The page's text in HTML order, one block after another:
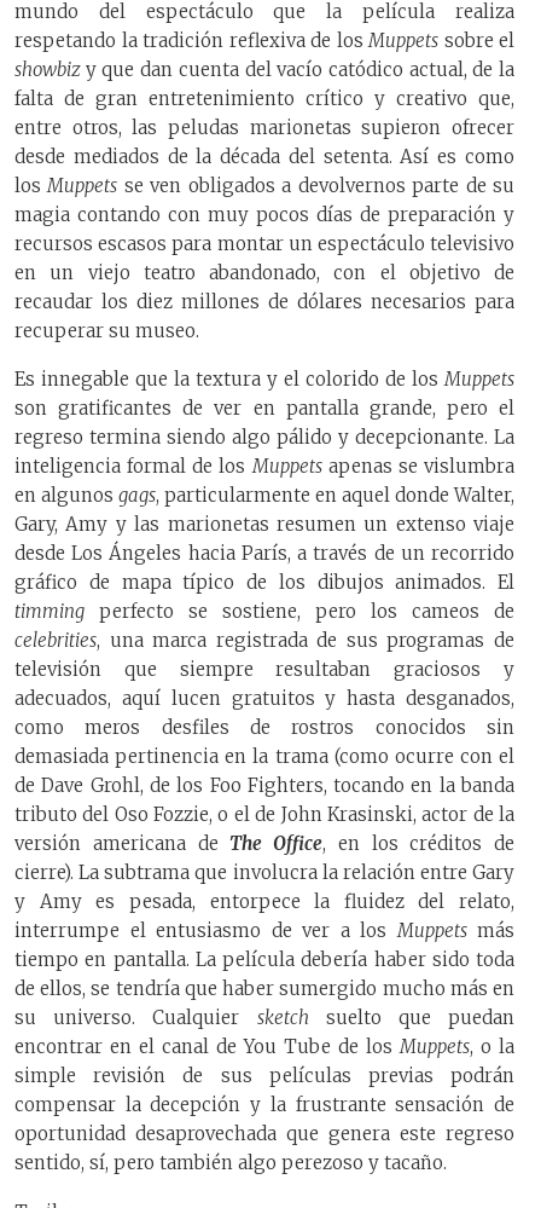
mundo del espectáculo que la película realiza
respetando la tradición reflexiva de los Muppets sobre el
showbiz y que dan cuenta del vacío catódico actual, de la
falta de gran entretenimiento crítico y creativo que,
entre otros, las peludas marionetas supieron ofrecer
desde mediados de la década del setenta. Así es como
los Muppets se ven obligados a devolvernos parte de su
magia contando con muy pocos días de preparación y
recursos escasos para montar un espectáculo televisivo
en un viejo teatro abandonado, con el objetivo de
recaudar los diez millones de dólares necesarios para
recuperar su museo.
Es innegable que la textura y el colorido de losMuppets
son gratificantes de ver en pantalla grande, pero el
regreso termina siendo algo pálido y decepcionante. La
inteligencia formal de losMuppetsapenas se vislumbra
en algunos gags, particularmente en aquel donde Walter,
Gary, Amy y las marionetas resumen un extenso viaje
desde Los Ángeles hacia París, a través de un recorrido
gráfico de mapa típico de los dibujos animados. El
timming perfecto se sostiene, pero los cameos de
celebrities, una marca registrada de sus programas de
televisión que siempre resultaban graciosos y
adecuados, aquí lucen gratuitos y hasta desganados,
como meros desfiles de rostros conocidos sin
demasiada pertinencia en la trama (como ocurre con el
de Dave Grohl, de los Foo Fighters, tocando en la banda
tributo del Oso Fozzie, o el de John Krasinski, actor de la
versión americana deThe Office, en los créditos de
cierre). La subtrama que involucra la relación entre Gary
y Amy es pesada, entorpece la fluidez del relato,
interrumpe el entusiasmo de ver a losMuppetsmás
tiempo en pantalla. La película debería haber sido toda
de ellos, se tendría que haber sumergido mucho más en
su universo. Cualquier sketch suelto que puedan
encontrar en el canal de You Tube de losMuppets, o la
simple revisión de sus películas previas podrán
compensar la decepción y la frustrante sensación de
oportunidad desaprovechada que genera este regreso
sentido, sí, pero también algo perezoso y tacaño.